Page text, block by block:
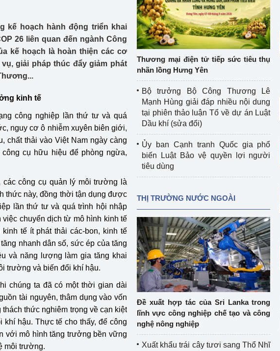
Bộ trưởng
Công luậnHọp báo
Thông cáo báo chí
nhân lực
Tổ chức kiểm định kỹ thuật an toàn lao
động thuộc thẩm quyền quản lý của
Bộ Công Thương
Tổ chức được cấp GCN đăng ký, hoạt
động kiểm định thiết bị, dụng cụ điện
làm việc ở môi trường không có nguy
hiểm khí, bụi nổ
Cơ sở sản xuất, sửa chữa chai chứa
Tổ chức huấn luyện, bồi dưỡng
nghiệp vụ kiểm định kỹ thuật an toàn
lao động
Công Thương
Công Thương
lượng tiết kiệm và
Hiệu quả năng lượng
nghệ và đổi mới sáng
Video bảo vệ môi trường
kế hoạch hành động triển khai
26 liên quan đến ngành Công
kế hoạch là hoàn thiện các cơ
giải pháp thúc đẩy giảm phát
kinh tế
công nghiệp lần thứ tư và quá
nguy cơ ô nhiễm xuyên biên giới,
chất thải vào Việt Nam ngày càng
cụ hữu hiệu để phòng ngừa,
các công cụ quản lý môi trường là
thức này, đồng thời tận dụng được
lần thứ tư và quá trình hội nhập
chuyển dịch từ mô hình kinh tế
tế ít phát thải các-bon, kinh tế
nhanh dân số, sức ép của tăng
và năng lượng làm gia tăng khai
trường và biến đổi khí hậu.
chúng ta đã có một thời gian dài
tài nguyên, thâm dụng vào vốn
thức nghiêm trọng về cạn kiệt
hậu. Thực tế cho thấy, để công
với mô hình tăng trưởng bền vững
môi trường.
Thương mại điện tử tiếp sức tiêu thụ
nhãn lồng Hưng Yên
Bộ trưởng Bộ Công Thương Lê
Mạnh Hùng giải đáp nhiều nội dung
tại phiên thảo luận Tổ về dự án Luật
Dầu khí (sửa đổi)
Ủy ban Cạnh tranh Quốc gia phổ
biến Luật Bảo vệ quyền lợi người
tiêu dùng
THỊ TRƯỜNG NƯỚC NGOÀI
Đề xuất hợp tác của Sri Lanka trong
lĩnh vực công nghiệp chế tạo và công
nghệ nông nghiệp
Xuất khẩu trái cây tươi sang Thổ Nhĩ